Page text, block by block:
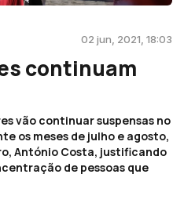
02 jun, 2021, 18:03
continuam
vão continuar suspensas no
os meses de julho e agosto,
António Costa, justificando
de pessoas que